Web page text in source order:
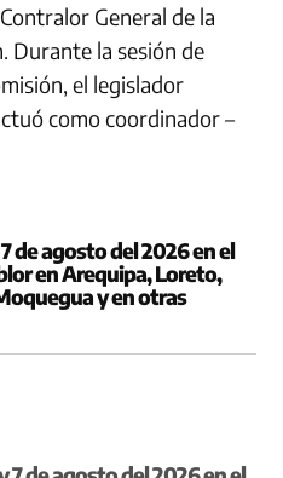
General de la
Durante la sesión de
el legislador
como coordinador –
de agosto del 2026 en el
en Arequipa, Loreto,
y en otras